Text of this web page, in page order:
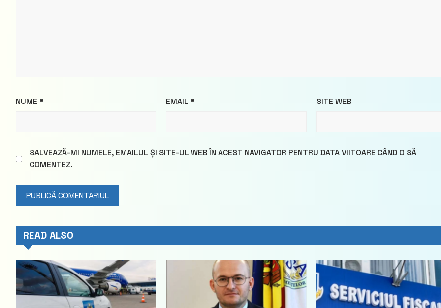
NUME * EMAIL * SITE WEB
SALVEAZĂ-MI NUMELE, EMAILUL ȘI SITE-UL WEB ÎN ACEST NAVIGATOR PENTRU DATA VIITOARE CÂND O SĂ
COMENTEZ.
READ ALSO